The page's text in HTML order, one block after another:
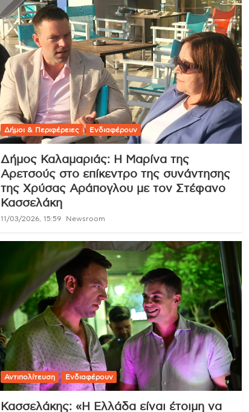
Δήμοι & Περιφέρειες Ενδιαφέρουν
Δήμος Καλαμαριάς: Η Μαρίνα της
Αρετσούς στο επίκεντρο της συνάντησης
της Χρύσας Αράπογλου με τον Στέφανο
Κασσελάκη
11/03/2026, 15:59 Newsroom
Αντιπολίτευση Ενδιαφέρουν
Κασσελάκης: «Η Ελλάδα είναι έτοιμη να